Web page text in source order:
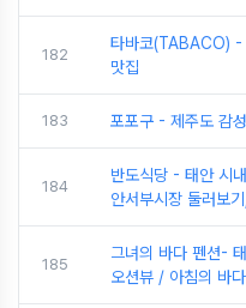
182
타바코(TABACO) -
맛집
183 포포구 - 제주도 감
184
반도식당 - 태안 시
안서부시장 둘러보
185
그녀의 바다 펜션-
오션뷰 / 아침의 바